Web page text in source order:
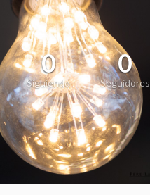
0
Siguiendo
0
Seguidores